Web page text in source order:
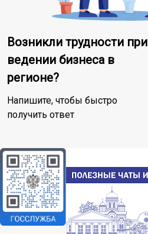
Возникли трудности при
ведении бизнеса в
регионе?
Напишите, чтобы быстро
получить ответ